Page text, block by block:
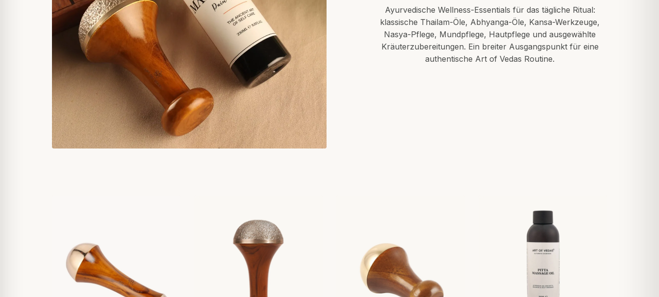
Ayurvedische Wellness-Essentials für das tägliche Ritual:
klassische Thailam-Öle, Abhyanga-Öle, Kansa-Werkzeuge,
Nasya-Pflege, Mundpflege, Hautpflege und ausgewählte
Kräuterzubereitungen. Ein breiter Ausgangspunkt für eine
authentische Art of Vedas Routine.